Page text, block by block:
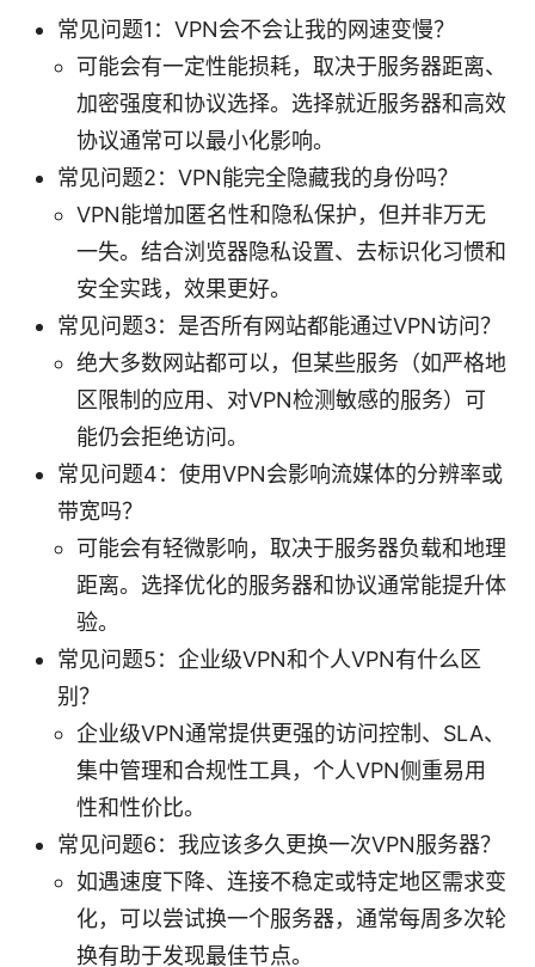
常见问题1：VPN会不会让我的网速变慢？
可能会有一定性能损耗，取决于服务器距离、
加密强度和协议选择。选择就近服务器和高效
协议通常可以最小化影响。
常见问题2：VPN能完全隐藏我的身份吗？
VPN能增加匿名性和隐私保护，但并非万无
一失。结合浏览器隐私设置、去标识化习惯和
安全实践，效果更好。
常见问题3：是否所有网站都能通过VPN访问？
绝大多数网站都可以，但某些服务（如严格地
区限制的应用、对VPN检测敏感的服务）可
能仍会拒绝访问。
常见问题4：使用VPN会影响流媒体的分辨率或
带宽吗？
可能会有轻微影响，取决于服务器负载和地理
距离。选择优化的服务器和协议通常能提升体
验。
常见问题5：企业级VPN和个人VPN有什么区
别？
企业级VPN通常提供更强的访问控制、SLA、
集中管理和合规性工具，个人VPN侧重易用
性和性价比。
常见问题6：我应该多久更换一次VPN服务器？
如遇速度下降、连接不稳定或特定地区需求变
化，可以尝试换一个服务器，通常每周多次轮
换有助于发现最佳节点。